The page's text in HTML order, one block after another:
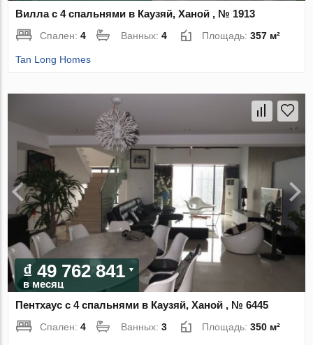
Вилла с 4 спальнями в Каузяй, Ханой , № 1913
Спален:4 Ванных:4 Площадь:357 м²
Tan Long Homes
₫ 49 762 841
в месяц
Пентхаус с 4 спальнями в Каузяй, Ханой , № 6445
Спален:4 Ванных:3 Площадь:350 м²